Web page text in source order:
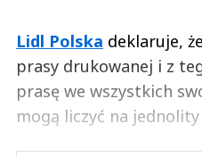
Lidl Polska deklaruje,
prasy drukowanej i z
prasę we wszystkich
mogą liczyć na